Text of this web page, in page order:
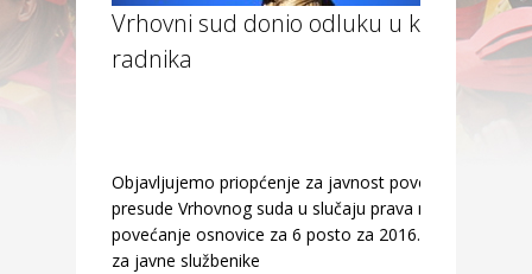
Vrhovni sud donio odluku u korist
radnika
Objavljujemo priopćenje za javnost povodom
presude Vrhovnog suda u slučaju prava na
povećanje osnovice za 6 posto za 2016. godinu
za javne službenike